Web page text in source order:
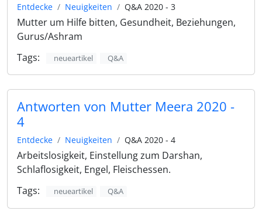
Entdecke Neuigkeiten Q&A 2020 - 3
Mutter um Hilfe bitten, Gesundheit, Beziehungen,
Gurus/Ashram
Tags:
neueartikel Q&A
Antworten von Mutter Meera 2020 -
4
Entdecke Neuigkeiten Q&A 2020 - 4
Arbeitslosigkeit, Einstellung zum Darshan,
Schlaflosigkeit, Engel, Fleischessen.
Tags:
neueartikel Q&A